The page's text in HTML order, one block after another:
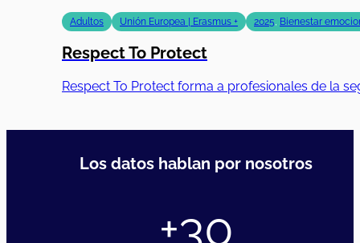
Adultos Unión Europea | Erasmus + 2025, Bienestar
Respect To Protect
Respect To Protect forma a profesionales de la
Los datos hablan por nosotros
+30